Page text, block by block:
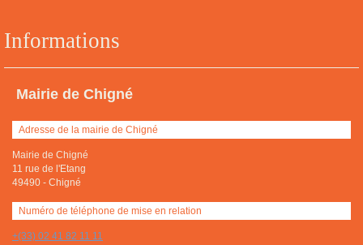
Informations
Mairie de Chigné
Adresse de la mairie de Chigné
Mairie de Chigné
11 rue de l'Etang
49490 - Chigné
Numéro de téléphone de mise en relation
+(33) 02 41 82 11 11